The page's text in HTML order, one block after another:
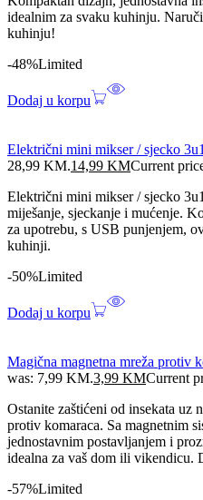
idealnim za svaku kuhinju.
kuhinju!
-48%Limited
Dodaj u korpu
Električni mini mikser / sjecko 3u1
28,99 KM.14,99 KMCurrent
Električni mini mikser / sjecko
miješanje, sjeckanje i mućenje.
za upotrebu, s USB punjenjem,
kuhinji.
-50%Limited
Dodaj u korpu
Magična magnetna mreža protiv
was: 7,99 KM.3,99 KMCurrent
Ostanite zaštićeni od insekata uz
protiv komaraca. Sa magnetnim
jednostavnim postavljanjem i
idealna za vaš dom ili vikendicu.
-57%Limited